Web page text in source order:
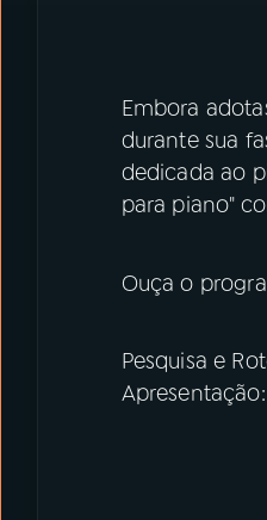
Embora
durante sua
dedicada ao
para piano"
Ouça o
Pesquisa e